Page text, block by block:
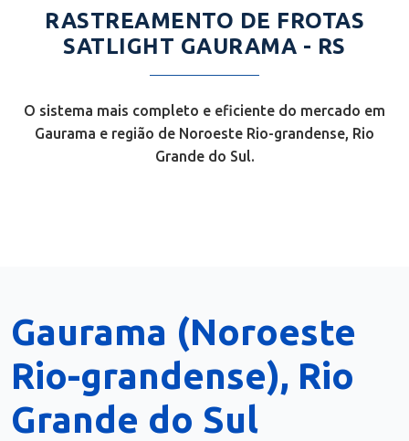
RASTREAMENTO DE FROTAS
SATLIGHT GAURAMA - RS
O sistema mais completo e eficiente do mercado em
Gaurama e região de Noroeste Rio-grandense, Rio
Grande do Sul.
Gaurama (Noroeste
Rio-grandense), Rio
Grande do Sul